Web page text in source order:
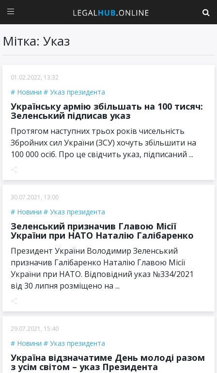
Мітка: Указ
01.02.2022, 13:32
Новини Указ президента
Українську армію збільшать на 100 тисяч:
Зеленський підписав указ
Протягом наступних трьох років чисельність
Збройних сил України (ЗСУ) хочуть збільшити на
100 000 осіб. Про це свідчить указ, підписаний ...
30.07.2021, 13:00
Новини Указ президента
Зеленський призначив Главою Місії
України при НАТО Наталію Галібаренко
Президент України Володимир Зеленський
призначив Галібаренко Наталію Главою Місії
України при НАТО. Відповідний указ №334/2021
від 30 липня розміщено на ...
29.07.2021, 15:40
Новини Указ президента
Україна відзначатиме День молоді разом
з усім світом – указ Президента